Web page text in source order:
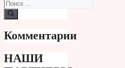
Поиск:
Комментарии
НАШИ